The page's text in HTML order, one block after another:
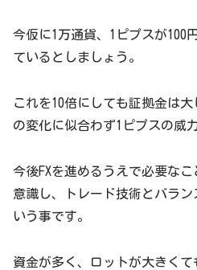
今仮に1万通貨、1ピプスが100
ているとしましょう。
これを10倍にしても証拠金は
の変化に似合わず1ピプスの威
今後FXを進めるうえで必要な
意識し、トレード技術とバラ
いう事です。
資金が多く、ロットが大きく